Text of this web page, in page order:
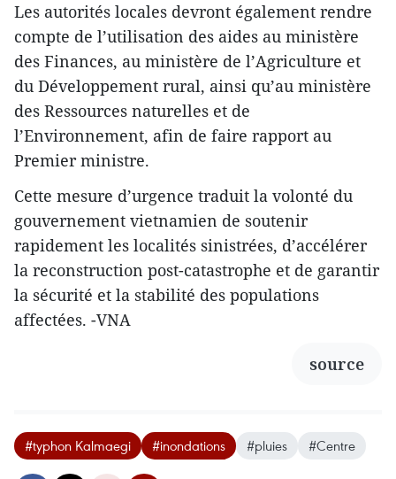
Les autorités locales devront également rendre
compte de l’utilisation des aides au ministère
des Finances, au ministère de l’Agriculture et
du Développement rural, ainsi qu’au ministère
des Ressources naturelles et de
l’Environnement, afin de faire rapport au
Premier ministre.
Cette mesure d’urgence traduit la volonté du
gouvernement vietnamien de soutenir
rapidement les localités sinistrées, d’accélérer
la reconstruction post-catastrophe et de garantir
la sécurité et la stabilité des populations
affectées. -VNA
source
#typhon Kalmaegi #inondations #pluies #Centre